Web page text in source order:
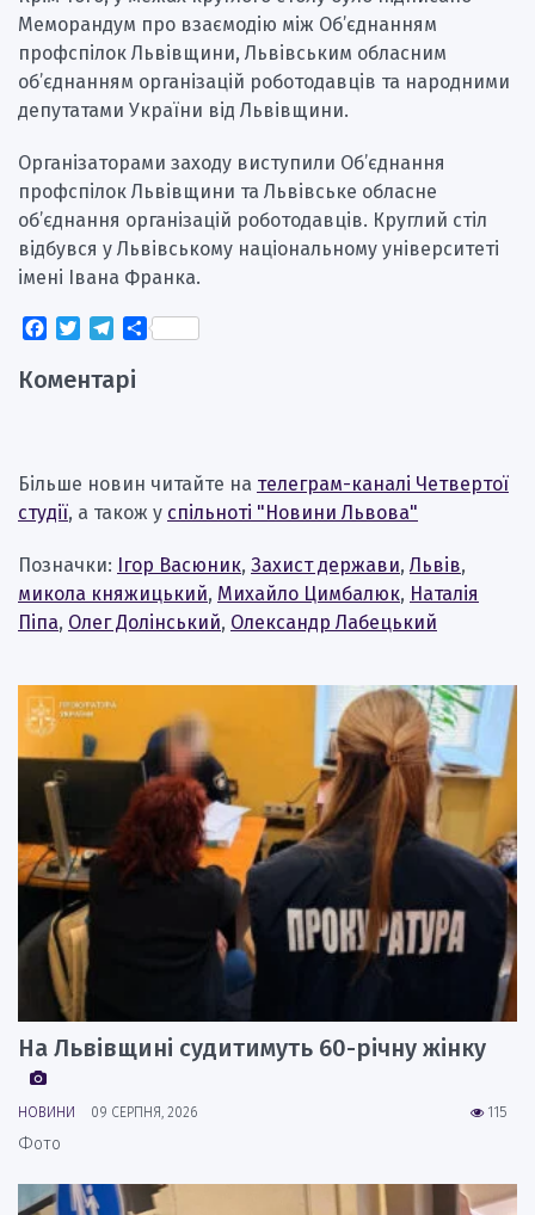
Меморандум про взаємодію між Об’єднанням
профспілок Львівщини, Львівським обласним
об’єднанням організацій роботодавців та народними
депутатами України від Львівщини.
Організаторами заходу виступили Об’єднання
профспілок Львівщини та Львівське обласне
об’єднання організацій роботодавців. Круглий стіл
відбувся у Львівському національному університеті
імені Івана Франка.
Facebook
TwitterTelegram
Поділитися
Коментарі
Більше новин читайте на телеграм-каналі Четвертої
студії, а також у спільноті "Новини Львова"
Позначки: Ігор Васюник, Захист держави, Львів,
микола княжицький, Михайло Цимбалюк, Наталія
Піпа, Олег Долінський, Олександр Лабецький
На Львівщині судитимуть 60-річну жінку
115
НОВИНИ 09 СЕРПНЯ, 2026
Фото